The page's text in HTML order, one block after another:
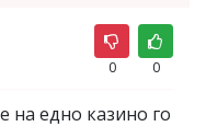
0 0
на едно казино го